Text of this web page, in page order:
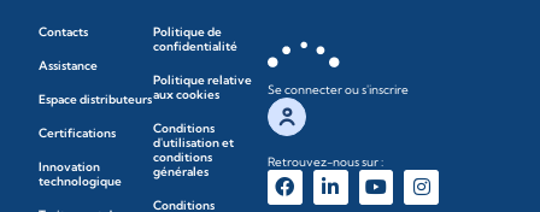
Contacts
Assistance
Espace distributeurs
Certifications
Innovation
technologique
Politique de
confidentialité
Politique relative
aux cookies
Conditions
d'utilisation et
conditions
générales
Conditions
Se connecter ou s'inscrire
Retrouvez-nous sur :